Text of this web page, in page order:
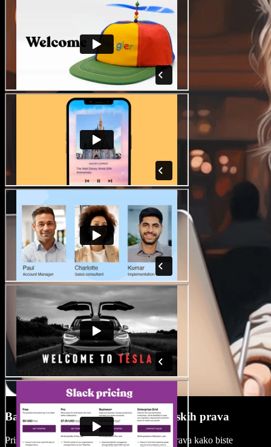
Baza medijskih sadržaja bez autorskih prava
Pristupite velikoj bazi medija bez autorskih prava kako biste